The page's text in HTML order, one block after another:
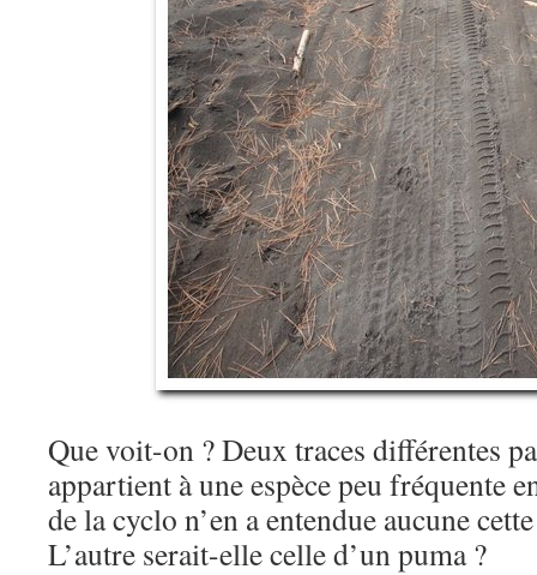
Que voit-on ? Deux traces différentes
appartient à une espèce peu fréquente
de la cyclo n’en a entendue aucune
L’autre serait-elle celle d’un puma ?